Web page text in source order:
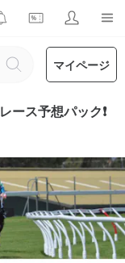
マイページ
ース予想パック❗️